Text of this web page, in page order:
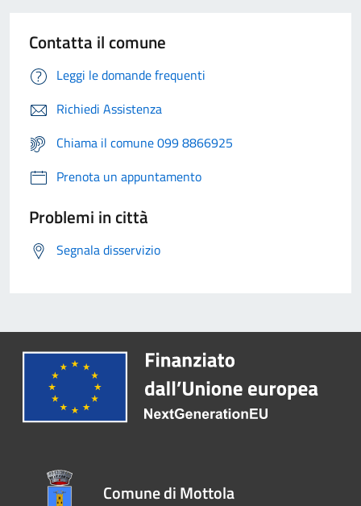
Contatta il comune
Leggi le domande frequenti
Richiedi Assistenza
Chiama il comune 099 8866925
Prenota un appuntamento
Problemi in città
Segnala disservizio
Comune di Mottola